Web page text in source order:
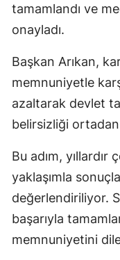
tamamlandı ve
onayladı.
Başkan Arıkan,
memnuniyetle
azaltarak devlet
belirsizliği ortadan
Bu adım,
yaklaşımla
değerlendiriliyor.
başarıyla
memnuniyetini